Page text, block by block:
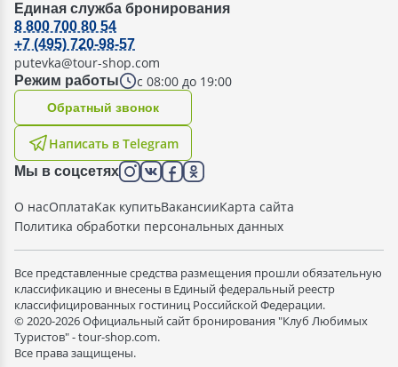
Единая служба бронирования
Режим работы с 08:00 до 19:00
8 800 700 80 54
+7 (495) 720-98-57
putevka@tour-shop.com
Написать в Telegram
Oбратный звонок
Мы в соцсетях
О насОплатаКак купитьВакансииКарта сайта
Политика обработки персональных данных
Все представленные средства размещения прошли обязательную
классификацию и внесены в Единый федеральный реестр
классифицированных гостиниц Российской Федерации.
© 2020-2026 Официальный сайт бронирования "Клуб Любимых
Туристов" - tour-shop.com.
Все права защищены.